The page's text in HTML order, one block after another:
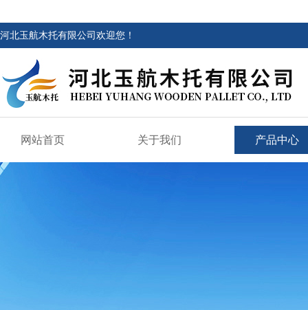
河北玉航木托有限公司欢迎您！
网站首页 关于我们 产品中心